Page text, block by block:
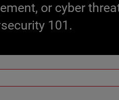
or cyber
101.